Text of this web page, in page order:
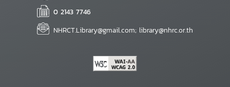
0 2143 7746
NHRCT.Library@gmail.com; library@nhrc.or.th